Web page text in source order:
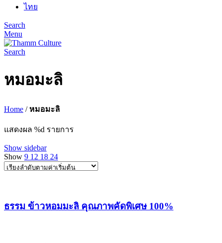
ไทย
Search
Menu
Search
หมอมะลิ
Home / หมอมะลิ
แสดงผล %d รายการ
Show sidebar
Show 9 12 18 24
ธรรม ข้าวหอมมะลิ คุณภาพคัดพิเศษ 100%